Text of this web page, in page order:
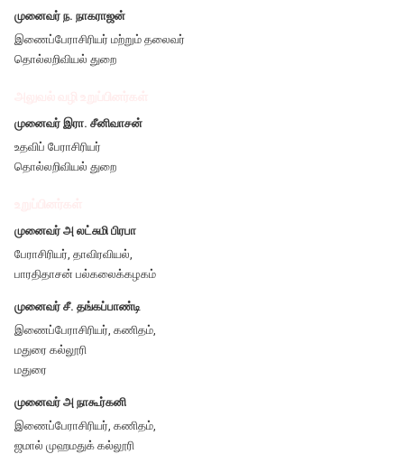
முனைவர் ந. நாகராஜன்
இணைப்பேராசிரியர் மற்றும் தலைவர்
தொல்லறிவியல் துறை
முனைவர் இரா. சீனிவாசன்
உதவிப் பேராசிரியர்
தொல்லறிவியல் துறை
முனைவர் அ லட்சுமி பிரபா
பேராசிரியர், தாவிரவியல்,
பாரதிதாசன் பல்கலைக்கழகம்
முனைவர் சீ. தங்கப்பாண்டி
இணைப்பேராசிரியர், கணிதம்,
மதுரை கல்லூரி
மதுரை
முனைவர் அ நாகூர்கனி
இணைப்பேராசிரியர், கணிதம்,
ஜமால் முஹமதுக் கல்லூரி